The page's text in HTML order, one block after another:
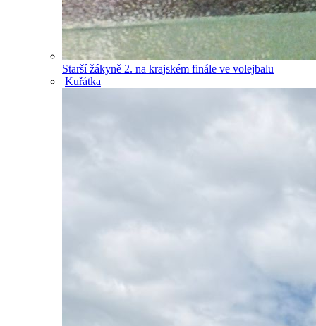
Starší žákyně 2. na krajském finále ve volejbalu
Kuřátka